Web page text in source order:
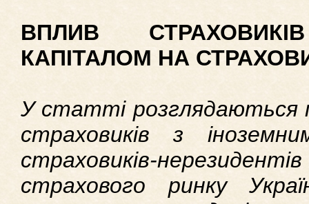
ВПЛИВ
КАПІТАЛОМ НА
У статті розглядаються
страховиків з
страховиків-
страхового ринку